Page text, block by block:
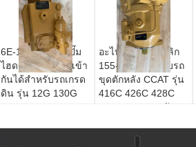
6E-1279 อะไหล่ปั๊ม
ไฮดรอลิก CCAT เข้า
กันได้สำหรับรถเกรด
ดิน รุ่น 12G 130G
อะไหล่ปั๊มไฮดรอลิก
155-5109 สำหรับรถ
ขุดตักหลัง CCAT รุ่น
416C 426C 428C
436C ทดแทนหลัง